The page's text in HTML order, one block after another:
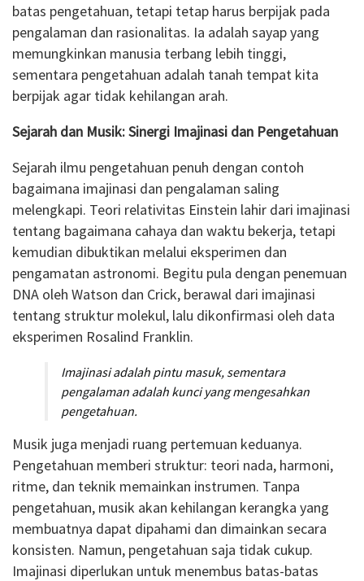
batas pengetahuan, tetapi tetap harus berpijak pada
pengalaman dan rasionalitas. Ia adalah sayap yang
memungkinkan manusia terbang lebih tinggi,
sementara pengetahuan adalah tanah tempat kita
berpijak agar tidak kehilangan arah.
Sejarah dan Musik: Sinergi Imajinasi dan Pengetahuan
Sejarah ilmu pengetahuan penuh dengan contoh
bagaimana imajinasi dan pengalaman saling
melengkapi. Teori relativitas Einstein lahir dari imajinasi
tentang bagaimana cahaya dan waktu bekerja, tetapi
kemudian dibuktikan melalui eksperimen dan
pengamatan astronomi. Begitu pula dengan penemuan
DNA oleh Watson dan Crick, berawal dari imajinasi
tentang struktur molekul, lalu dikonfirmasi oleh data
eksperimen Rosalind Franklin.
Imajinasi adalah pintu masuk, sementara
pengalaman adalah kunci yang mengesahkan
pengetahuan.
Musik juga menjadi ruang pertemuan keduanya.
Pengetahuan memberi struktur: teori nada, harmoni,
ritme, dan teknik memainkan instrumen. Tanpa
pengetahuan, musik akan kehilangan kerangka yang
membuatnya dapat dipahami dan dimainkan secara
konsisten. Namun, pengetahuan saja tidak cukup.
Imajinasi diperlukan untuk menembus batas-batas